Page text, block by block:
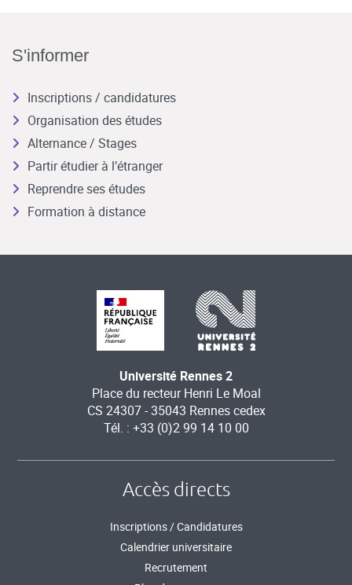
S'informer
Inscriptions / candidatures
Organisation des études
Alternance / Stages
Partir étudier à l’étranger
Reprendre ses études
Formation à distance
Université Rennes 2
Place du recteur Henri Le Moal
CS 24307 - 35043 Rennes cedex
Tél. : +33 (0)2 99 14 10 00
Accès directs
Inscriptions / Candidatures
Calendrier universitaire
Recrutement